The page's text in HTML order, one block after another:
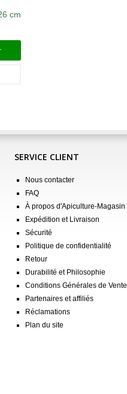
cm
SERVICE CLIENT
Nous contacter
FAQ
À propos d'Apiculture-Magasin
Expédition et Livraison
Sécurité
Politique de confidentialité
Retour
Durabilité et Philosophie
Conditions Générales de Vente
Partenaires et affiliés
Réclamations
Plan du site